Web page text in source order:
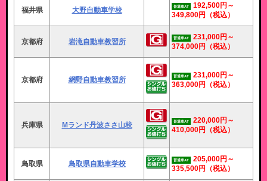
福井県 大野自動車学校 普通車AT
192,500円～
349,800円
（税込）
京都府 岩滝自動車教習所 普通車AT
231,000円～
374,000円
（税込）
京都府 網野自動車教習所 普通車AT
231,000円～
363,000円
（税込）
兵庫県 Mランド丹波ささ山校 普通車AT
220,000円～
410,000円
（税込）
鳥取県 鳥取県自動車学校 普通車AT
205,000円～
335,500円
（税込）